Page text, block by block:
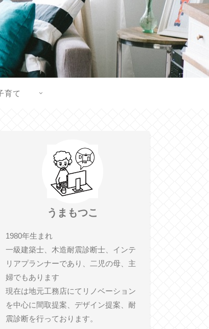
育て
うまもつこ
1980年生まれ
一級建築士、木造耐震診断士、インテ
リアプランナーであり、二児の母、主
婦でもあります
現在は地元工務店にてリノベーション
を中心に間取提案、デザイン提案、耐
震診断を行っております。